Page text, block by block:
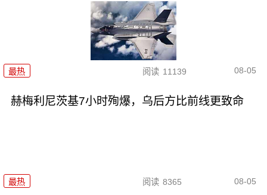
最热 阅读 11139 08-05
赫梅利尼茨基7小时殉爆，乌后方比前线更致命
最热 阅读 8365 08-05